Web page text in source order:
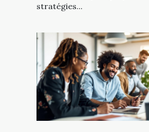
stratégies...